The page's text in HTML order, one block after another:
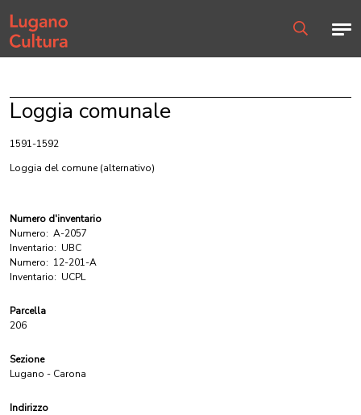
Home page
Loggia comunale
1591-1592
Loggia del comune (alternativo)
Numero d'inventario
Numero: A-2057
Inventario: UBC
Numero: 12-201-A
Inventario: UCPL
Parcella
206
Sezione
Lugano - Carona
Indirizzo